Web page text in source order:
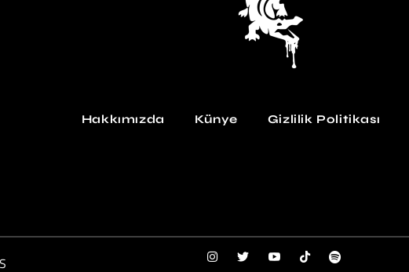
Hakkımızda Künye Gizlilik Politikası